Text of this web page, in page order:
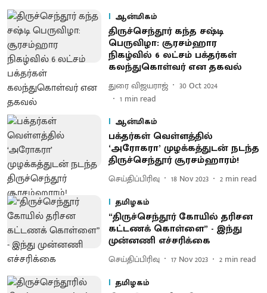
ஆன்மிகம்
திருச்செந்தூர் கந்த சஷ்டி
பெருவிழா: சூரசம்ஹார
நிகழ்வில் 6 லட்சம் பக்தர்கள்
கலந்துகொள்வர் என தகவல்
துரை விஜயராஜ்
30 Oct 2024
1 min read
ஆன்மிகம்
பக்தர்கள் வெள்ளத்தில்
‘அரோகரா’ முழக்கத்துடன் நடந்த
திருச்செந்தூர் சூரசம்ஹாரம்!
செய்திப்பிரிவு 18 Nov 2023 2 min read
தமிழகம்
“திருச்செந்தூர் கோயில் தரிசன
கட்டணக் கொள்ளை” - இந்து
முன்னணி எச்சரிக்கை
செய்திப்பிரிவு 17 Nov 2023 2 min read
தமிழகம்